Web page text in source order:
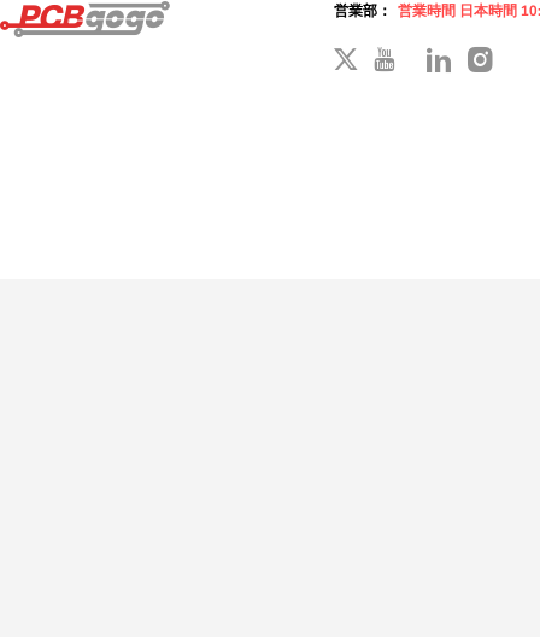
営業部： 営業時間 日本時間